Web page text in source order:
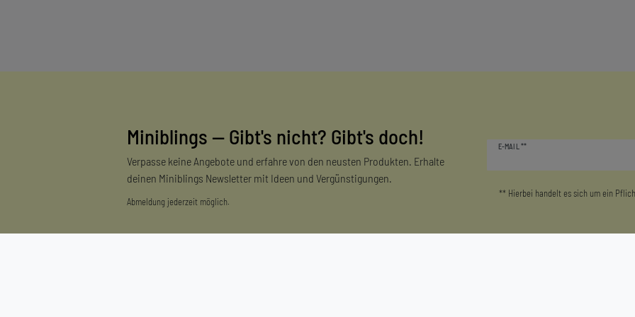
Miniblings — Gibt's nicht? Gibt's doch!
Verpasse keine Angebote und erfahre von den neusten Produkten. Erhalte
deinen Miniblings Newsletter mit Ideen und Vergünstigungen.
Abmeldung jederzeit möglich.
E-MAIL **
Honig
** Hierbei handelt es sich um ein